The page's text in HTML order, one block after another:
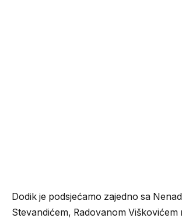
Dodik je podsjećamo zajedno sa
Stevandićem, Radovanom